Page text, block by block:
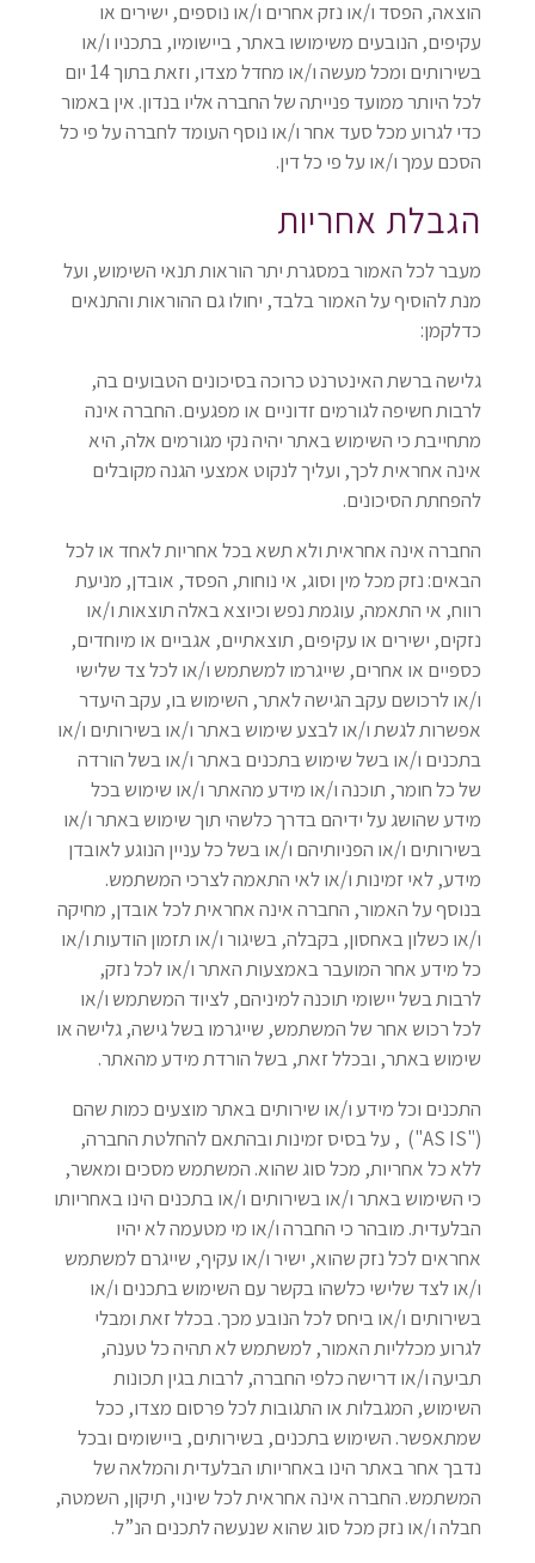
הוצאה, הפסד ו/או נזק אחרים ו/או נוספים, ישירים או
עקיפים, הנובעים משימושו באתר, ביישומיו, בתכניו ו/או
בשירותים ומכל מעשה ו/או מחדל מצדו, וזאת בתוך 14 יום
לכל היותר ממועד פנייתה של החברה אליו בנדון. אין באמור
כדי לגרוע מכל סעד אחר ו/או נוסף העומד לחברה על פי כל
הסכם עמך ו/או על פי כל דין.
הגבלת אחריות
מעבר לכל האמור במסגרת יתר הוראות תנאי השימוש, ועל
מנת להוסיף על האמור בלבד, יחולו גם ההוראות והתנאים
כדלקמן:
גלישה ברשת האינטרנט כרוכה בסיכונים הטבועים בה,
לרבות חשיפה לגורמים זדוניים או מפגעים. החברה אינה
מתחייבת כי השימוש באתר יהיה נקי מגורמים אלה, היא
אינה אחראית לכך, ועליך לנקוט אמצעי הגנה מקובלים
להפחתת הסיכונים.
החברה אינה אחראית ולא תשא בכל אחריות לאחד או לכל
הבאים: נזק מכל מין וסוג, אי נוחות, הפסד, אובדן, מניעת
רווח, אי התאמה, עוגמת נפש וכיוצא באלה תוצאות ו/או
נזקים, ישירים או עקיפים, תוצאתיים, אגביים או מיוחדים,
כספיים או אחרים, שייגרמו למשתמש ו/או לכל צד שלישי
ו/או לרכושם עקב הגישה לאתר, השימוש בו, עקב היעדר
אפשרות לגשת ו/או לבצע שימוש באתר ו/או בשירותים ו/או
בתכנים ו/או בשל שימוש בתכנים באתר ו/או בשל הורדה
של כל חומר, תוכנה ו/או מידע מהאתר ו/או שימוש בכל
מידע שהושג על ידיהם בדרך כלשהי תוך שימוש באתר ו/או
בשירותים ו/או הפניותיהם ו/או בשל כל עניין הנוגע לאובדן
מידע, לאי זמינות ו/או לאי התאמה לצרכי המשתמש.
בנוסף על האמור, החברה אינה אחראית לכל אובדן, מחיקה
ו/או כשלון באחסון, בקבלה, בשיגור ו/או תזמון הודעות ו/או
כל מידע אחר המועבר באמצעות האתר ו/או לכל נזק,
לרבות בשל יישומי תוכנה למיניהם, לציוד המשתמש ו/או
לכל רכוש אחר של המשתמש, שייגרמו בשל גישה, גלישה או
שימוש באתר, ובכלל זאת, בשל הורדת מידע מהאתר.
התכנים וכל מידע ו/או שירותים באתר מוצעים כמות שהם
("AS IS") , על בסיס זמינות ובהתאם להחלטת החברה,
ללא כל אחריות, מכל סוג שהוא. המשתמש מסכים ומאשר,
כי השימוש באתר ו/או בשירותים ו/או בתכנים הינו באחריותו
הבלעדית. מובהר כי החברה ו/או מי מטעמה לא יהיו
אחראים לכל נזק שהוא, ישיר ו/או עקיף, שייגרם למשתמש
ו/או לצד שלישי כלשהו בקשר עם השימוש בתכנים ו/או
בשירותים ו/או ביחס לכל הנובע מכך. בכלל זאת ומבלי
לגרוע מכלליות האמור, למשתמש לא תהיה כל טענה,
תביעה ו/או דרישה כלפי החברה, לרבות בגין תכונות
השימוש, המגבלות או התגובות לכל פרסום מצדו, ככל
שמתאפשר. השימוש בתכנים, בשירותים, ביישומים ובכל
נדבך אחר באתר הינו באחריותו הבלעדית והמלאה של
המשתמש. החברה אינה אחראית לכל שינוי, תיקון, השמטה,
חבלה ו/או נזק מכל סוג שהוא שנעשה לתכנים הנ”ל.